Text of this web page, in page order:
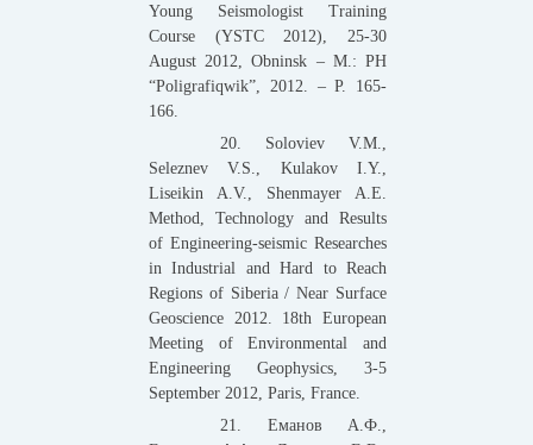
Young Seismologist Training
Course (YSTC 2012), 25-30
August 2012, Obninsk – M.: PH
“Poligrafiqwik”, 2012. – P. 165-
166.
20. Soloviev V.M.,
Seleznev V.S., Kulakov I.Y.,
Liseikin A.V., Shenmayer A.E.
Method, Technology and Results
of Engineering-seismic Researches
in Industrial and Hard to Reach
Regions of Siberia / Near Surface
Geoscience 2012. 18th European
Meeting of Environmental and
Engineering Geophysics, 3-5
September 2012, Paris, France.
21. Еманов А.Ф.,